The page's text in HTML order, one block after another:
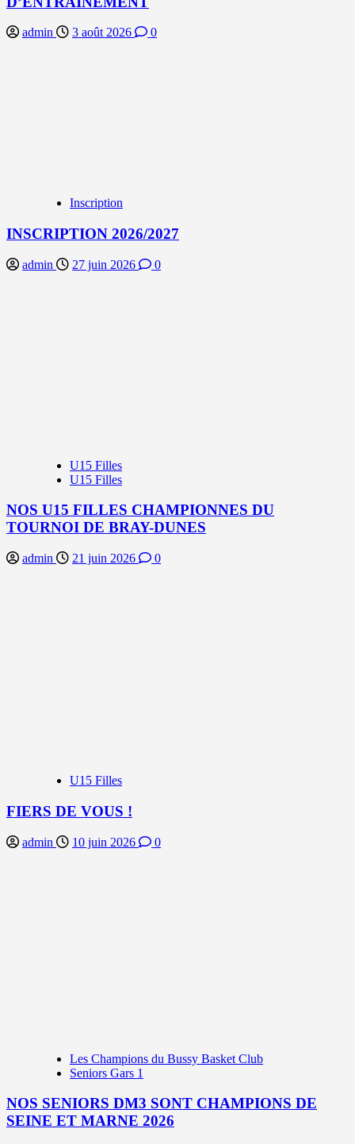
admin 3 août 2026 0
Inscription
INSCRIPTION 2026/2027
admin 27 juin 2026 0
U15 Filles
U15 Filles
NOS U15 FILLES CHAMPIONNES DU
TOURNOI DE BRAY-DUNES
admin 21 juin 2026 0
U15 Filles
FIERS DE VOUS !
admin 10 juin 2026 0
Les Champions du Bussy Basket Club
Seniors Gars 1
NOS SENIORS DM3 SONT CHAMPIONS DE
SEINE ET MARNE 2026